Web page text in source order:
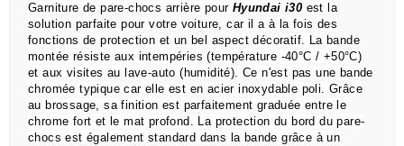
Garniture de pare-chocs arrière pour Hyundai i30 est la
solution parfaite pour votre voiture, car il a à la fois des
fonctions de protection et un bel aspect décoratif. La bande
montée résiste aux intempéries (température -40°C / +50°C)
et aux visites au lave-auto (humidité). Ce n'est pas une bande
chromée typique car elle est en acier inoxydable poli. Grâce
au brossage, sa finition est parfaitement graduée entre le
chrome fort et le mat profond. La protection du bord du pare-
chocs est également standard dans la bande grâce à un